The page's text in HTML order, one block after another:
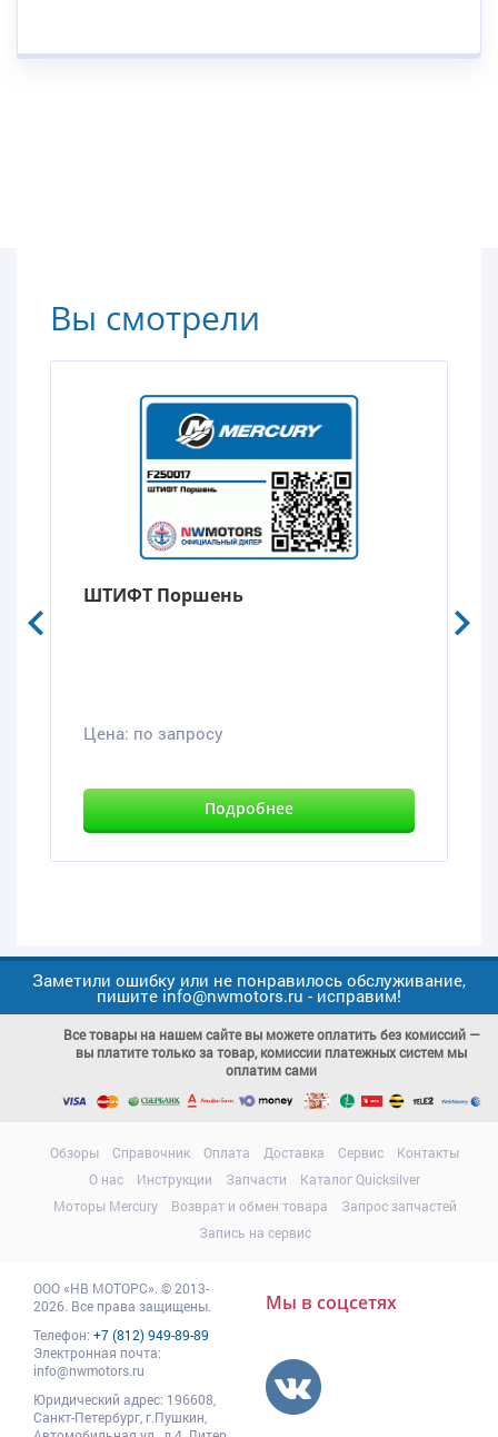
Вы смотрели
ШТИФТ Поршень
Цена: по запросу
Подробнее
Заметили ошибку или не понравилось обслуживание,
пишите info@nwmotors.ru - исправим!
Все товары на нашем сайте вы можете оплатить без комиссий —
вы платите только за товар, комиссии платежных систем мы
оплатим сами
Обзоры Справочник Оплата Доставка Сервис
Контакты
О нас
Инструкции Запчасти
Каталог Quicksilver
Моторы Mercury
Возврат и обмен товара
Запрос запчастей
Запись на сервис
ООО«НВ МОТОРС» © 2013-
2026. Все права защищены.
Телефон: +7 (812) 949-89-89
Электронная почта:
info@nwmotors.ru
Юридический адрес: 196608
Санкт-Петербург, г.Пушкин
Мы в соцсетях